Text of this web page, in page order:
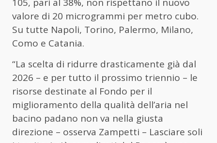
valore di 20 microgrammi per metro cubo.
Su tutte Napoli, Torino, Palermo, Milano,
Como e Catania.
“La scelta di ridurre drasticamente già dal
2026 – e per tutto il prossimo triennio – le
risorse destinate al Fondo per il
miglioramento della qualità dell’aria nel
bacino padano non va nella giusta
direzione – osserva Zampetti – Lasciare soli